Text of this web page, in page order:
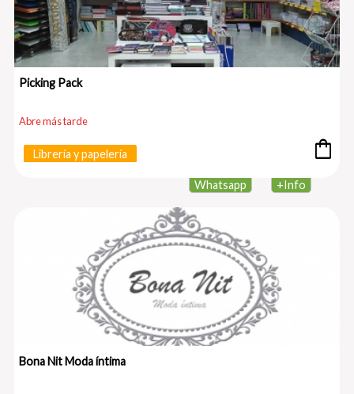
Picking Pack
Abre más tarde
Librería y papelería shopping_bag
+Info
Whatsapp
Bona Nit Moda íntima